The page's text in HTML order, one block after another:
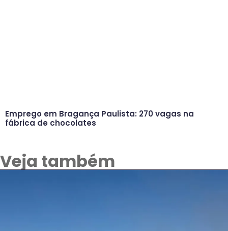
Emprego em Bragança Paulista: 270 vagas na
fábrica de chocolates
Veja também